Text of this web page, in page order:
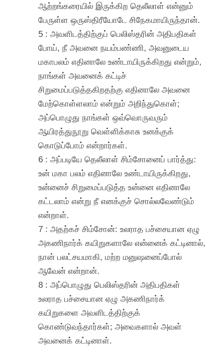
ஆற்றங்கரையில் இருக்கிற தெலீலாள் என்னும்
பேருள்ள ஒருஸ்திரீயோடே சிநேகமாயிருந்தான்.
5 : அவளிடத்திற்குப் பெலிஸ்தரின் அதிபதிகள்
போய், நீ அவனை நயம்பண்ணி, அவனுடைய
மகாபலம் எதினாலே உண்டாயிருக்கிறது என்றும்,
நாங்கள் அவனைக் கட்டிச்
சிறுமைப்படுத்தகிறதற்கு எதினாலே அவனை
மேற்கொள்ளலாம் என்றும் அறிந்துகொள்;
அப்பொழுது நாங்கள் ஒவ்வொருவரும்
ஆயிரத்துநூறு வெள்ளிக்காசு உனக்குக்
கொடுப்போம் என்றார்கள்.
6 : அப்படியே தெலீலாள் சிம்சோனைப் பார்த்து:
உன் மகா பலம் எதினாலே உண்டாயிருக்கிறது,
உன்னைச் சிறுமைப்படுத்த உன்னை எதினாலே
கட்டலாம் என்று நீ எனக்குச் சொல்லவேண்டும்
என்றாள்.
7 : அதற்கச் சிம்சோன்: உலராத பச்சையான ஏழு
அகணிநார்க் கயிறுகளாலே என்னைக் கட்டினால்,
நான் பலட்சயமாகி, மற்ற மனுஷனைப்போல்
ஆவேன் என்றான்.
8 : அப்பொழுது பெலிஸ்தரின் அதிபதிகள்
உலராத பச்சையான ஏழு அகணிநார்க்
கயிறுகளை அவளிடத்திற்குக்
கொண்டுவந்தார்கள்; அவைகளால் அவள்
அவனைக் கட்டினாள்.